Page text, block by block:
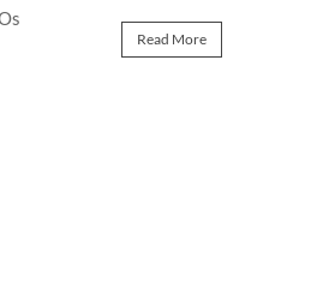
Read More